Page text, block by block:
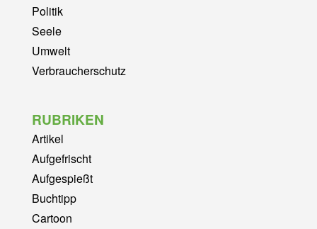
Politik
Seele
Umwelt
Verbraucherschutz
RUBRIKEN
Artikel
Aufgefrischt
Aufgespießt
Buchtipp
Cartoon